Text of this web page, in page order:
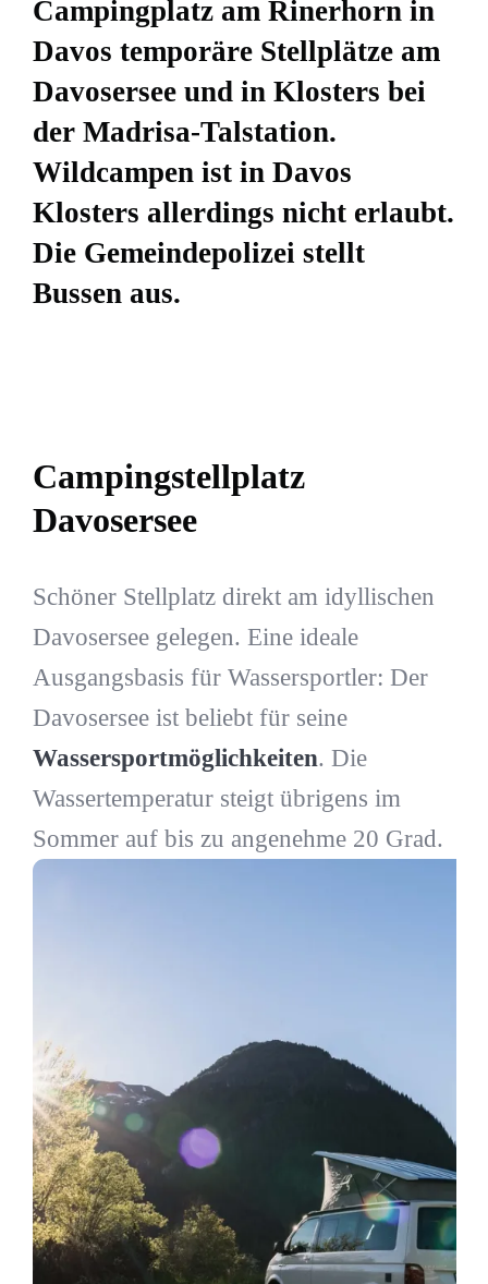
Campingplatz am Rinerhorn in
Davos temporäre Stellplätze am
Davosersee und in Klosters bei
der Madrisa-Talstation.
Wildcampen ist in Davos
Klosters allerdings nicht erlaubt.
Die Gemeindepolizei stellt
Bussen aus.
Campingstellplatz
Davosersee
Schöner Stellplatz direkt am idyllischen
Davosersee gelegen. Eine ideale
Ausgangsbasis für Wassersportler: Der
Davosersee ist beliebt für seine
Wassersportmöglichkeiten. Die
Wassertemperatur steigt übrigens im
Sommer auf bis zu angenehme 20 Grad.